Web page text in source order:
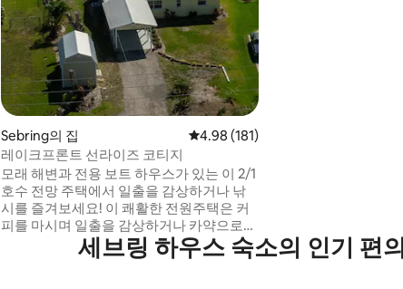
Sebring의 집 평점 4.98점(5점 만점), 후기 181개
4.98 (181)
레이크프론트 선라이즈 코티지
모래 해변과 전용 보트 하우스가 있는 이 2/1
호수 전망 주택에서 일출을 감상하거나 낚
시를 즐겨보세요! 이 쾌활한 전원주택은 커
피를 마시며 일출을 감상하거나 카약으로
아름다운 세브링 호수를 탐험하기에 완벽한
숙소입니다(예약에 포함). 현장에 주차장이
세브링 하우스 숙소의 인기 편